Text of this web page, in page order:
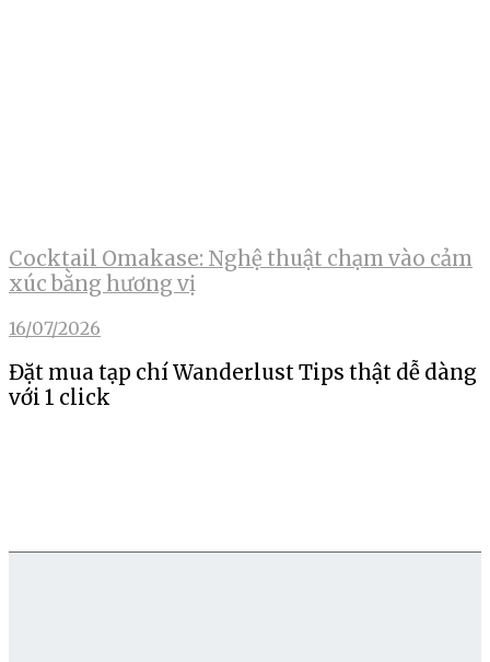
Cocktail Omakase: Nghệ thuật chạm vào cảm
xúc bằng hương vị
16/07/2026
Đặt mua tạp chí Wanderlust Tips thật dễ dàng
với 1 click